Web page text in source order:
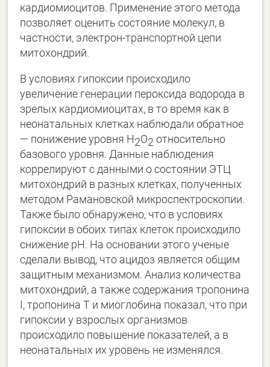
кардиомиоцитов. Применение этого метода
позволяет оценить состояние молекул, в
частности, электрон-транспортной цепи
митохондрий.
В условиях гипоксии происходило
увеличение генерации пероксида водорода в
зрелых кардиомиоцитах, в то время как в
неонатальных клетках наблюдали обратное
— понижение уровня H2O2относительно
базового уровня. Данные наблюдения
коррелируют с данными о состоянии ЭТЦ
митохондрий в разных клетках, полученных
методом Рамановской микроспектроскопии.
Также было обнаружено, что в условиях
гипоксии в обоих типах клеток происходило
снижение рН. На основании этого ученые
сделали вывод, что ацидоз является общим
защитным механизмом. Анализ количества
митохондрий, а также содержания тропонина
I, тропонина Т и миоглобина показал, что при
гипоксии у взрослых организмов
происходило повышение показателей, а в
неонатальных их уровень не изменялся.